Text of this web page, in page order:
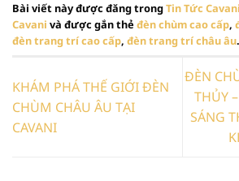
Bài viết này được đăng trongTin Tức Cavani
Cavani và được gắn thẻ đèn chùm cao cấp,
đèn trang trí cao cấp, đèn trang trí châu âu.
KHÁM PHÁ THẾ GIỚI ĐÈN
CHÙM CHÂU ÂU TẠI
CAVANI
ĐÈN
THỦY
SÁNG